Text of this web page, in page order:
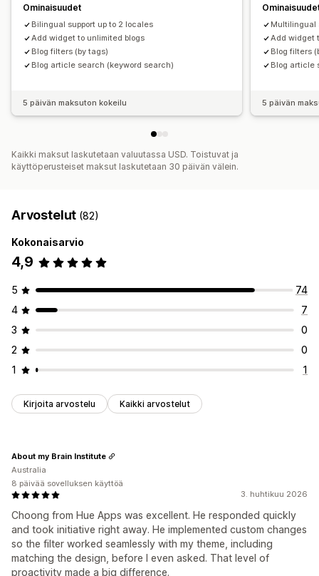
Ominaisuudet
Bilingual support up to 2 locales
Add widget to unlimited blogs
Blog filters (by tags)
Blog article search (keyword search)
5 päivän maksuton kokeilu
Multilingual
Add widget
Blog filters
Blog article
5 päivän
Kaikki maksut laskutetaan valuutassa USD. Toistuvat ja
käyttöperusteiset maksut laskutetaan 30 päivän välein.
Arvostelut (82)
Kokonaisarvio
4,9
5
74
4
7
3
0
2
0
1
1
Kirjoita arvostelu Kaikki arvostelut
3. huhtikuu 2026
Choong from Hue Apps was excellent. He responded quickly
and took initiative right away. He implemented custom changes
so the filter worked seamlessly with my theme, including
matching the design, before I even asked. That level of
proactivity made a big difference.
About my Brain Institute
Australia
8 päivää sovelluksen käyttöä